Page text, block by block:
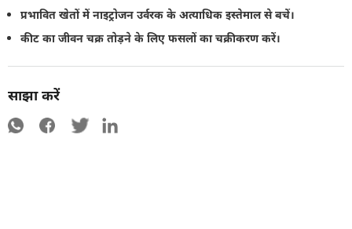
प्रभावित खेतों में नाइट्रोजन उर्वरक के अत्याधिक इस्तेमाल से बचें।
कीट का जीवन चक्र तोड़ने के लिए फसलों का चक्रीकरण करें।
साझा करें